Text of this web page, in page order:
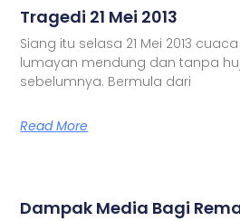
Tragedi 21 Mei 2013
Siang itu selasa 21 Mei 2013
lumayan mendung dan tanpa
sebelumnya. Bermula dari
Read More
Dampak Media Bagi